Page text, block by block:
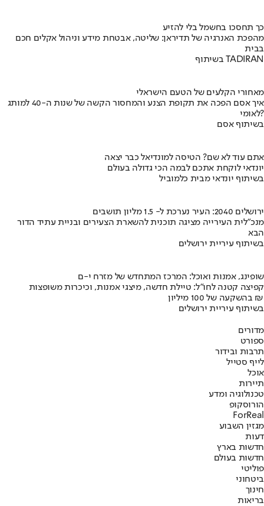
כך תחסכו בחשמל בלי להזיע
מהפכת האנרגיה של תדיראן: שליטה, אבטחת מידע וניהול אקלים חכם
בבית
בשיתוף TADIRAN
מאחורי הקלעים של הטעם הישראלי
איך אסם הפכה את תקופת הצנע והמחסור הקשה של שנות ה-40 למותג
לאומי?
בשיתוף אסם
אתם עוד לא שם? הטיסה למונדיאל כבר יצאה
יונדאי לוקחת אתכם לבמה הכי גדולה בעולם
בשיתוף יונדאי מבית כלמוביל
ירושלים 2040: העיר נערכת ל- 1.5 מליון תושבים
מנכ"לית העירייה מציגה תוכנית להשארת הצעירים ובניית עתיד הדור
הבא
בשיתוף עיריית ירושלים
שופינג, אמנות ואוכל: המרכז המתחדש של מזרח י-ם
קפיצה קטנה לחו"ל: טיילת חדשה, מיצגי אמנות, וכיכרות משופצות
בהשקעה של 100 מיליון ₪
בשיתוף עיריית ירושלים
מדורים
ספורט
תרבות ובידור
לייף סטייל
אוכל
תיירות
טכנולוגיה ומדע
הורוסקופ
ForReal
מגזין השבוע
דעות
חדשות בארץ
חדשות בעולם
פוליטי
ביטחוני
חינוך
בריאות